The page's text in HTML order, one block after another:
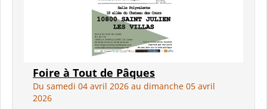
Foire à Tout de Pâques
Du samedi 04 avril 2026 au dimanche 05 avril
2026